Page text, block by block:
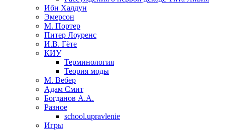
Ибн Халдун
Эмерсон
М. Портер
Питер Лоуренс
И.В. Гёте
КИУ
Терминология
Теория моды
М. Вебер
Адам Смит
Богданов А.А.
Разное
school.upravlenie
Игры